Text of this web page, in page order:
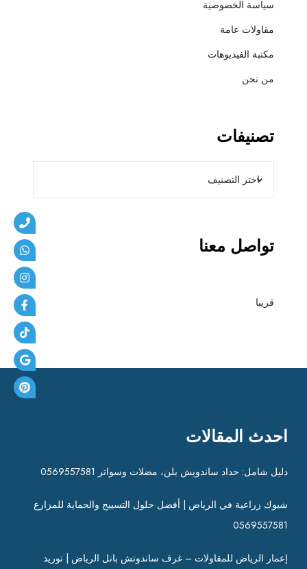
سياسة الخصوصية
مقاولات عامة
مكتبة الفيديوهات
من نحن
تصنيفات
تواصل معنا
قريبا
احدث المقالات
دليل شامل: حداد ساندويش بلن، مضلات وسواتر 0569557581
شبوك زراعية في الرياض | أفضل حلول التسييج والحماية للمزارع
0569557581
إعمار الرياض للمقاولات – غرف ساندوتش بانل الرياض | توريد